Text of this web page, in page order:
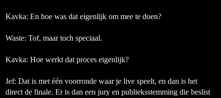
Kavka: En hoe was dat eigenlijk om mee te doen?
Waste: Tof, maar toch speciaal.
Kavka: Hoe werkt dat proces eigenlijk?
Jef: Dat is met één voorronde waar je live speelt, en dan is het
direct de finale. Er is dan een jury en publieksstemming die beslist